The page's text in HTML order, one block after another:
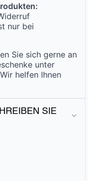
nur bei
Sie sich gerne an
unter
helfen Ihnen
SIE